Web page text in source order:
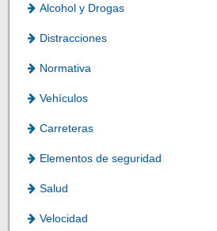
Alcohol y Drogas
Distracciones
Normativa
Vehículos
Carreteras
Elementos de seguridad
Salud
Velocidad